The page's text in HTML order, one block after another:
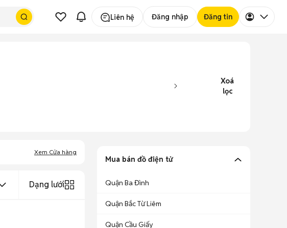
Liên hệ Đăng nhập Đăng tin
Xoá
lọc
Xem Cửa hàng
Dạng lưới
Mua bán đồ điện tử
Quận Ba Đình
Quận Bắc Từ Liêm
Quận Cầu Giấy